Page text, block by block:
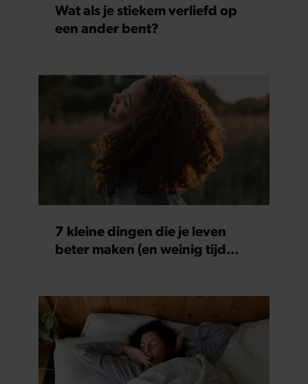
Wat als je stiekem verliefd op
een ander bent?
7 kleine dingen die je leven
beter maken (en weinig tijd